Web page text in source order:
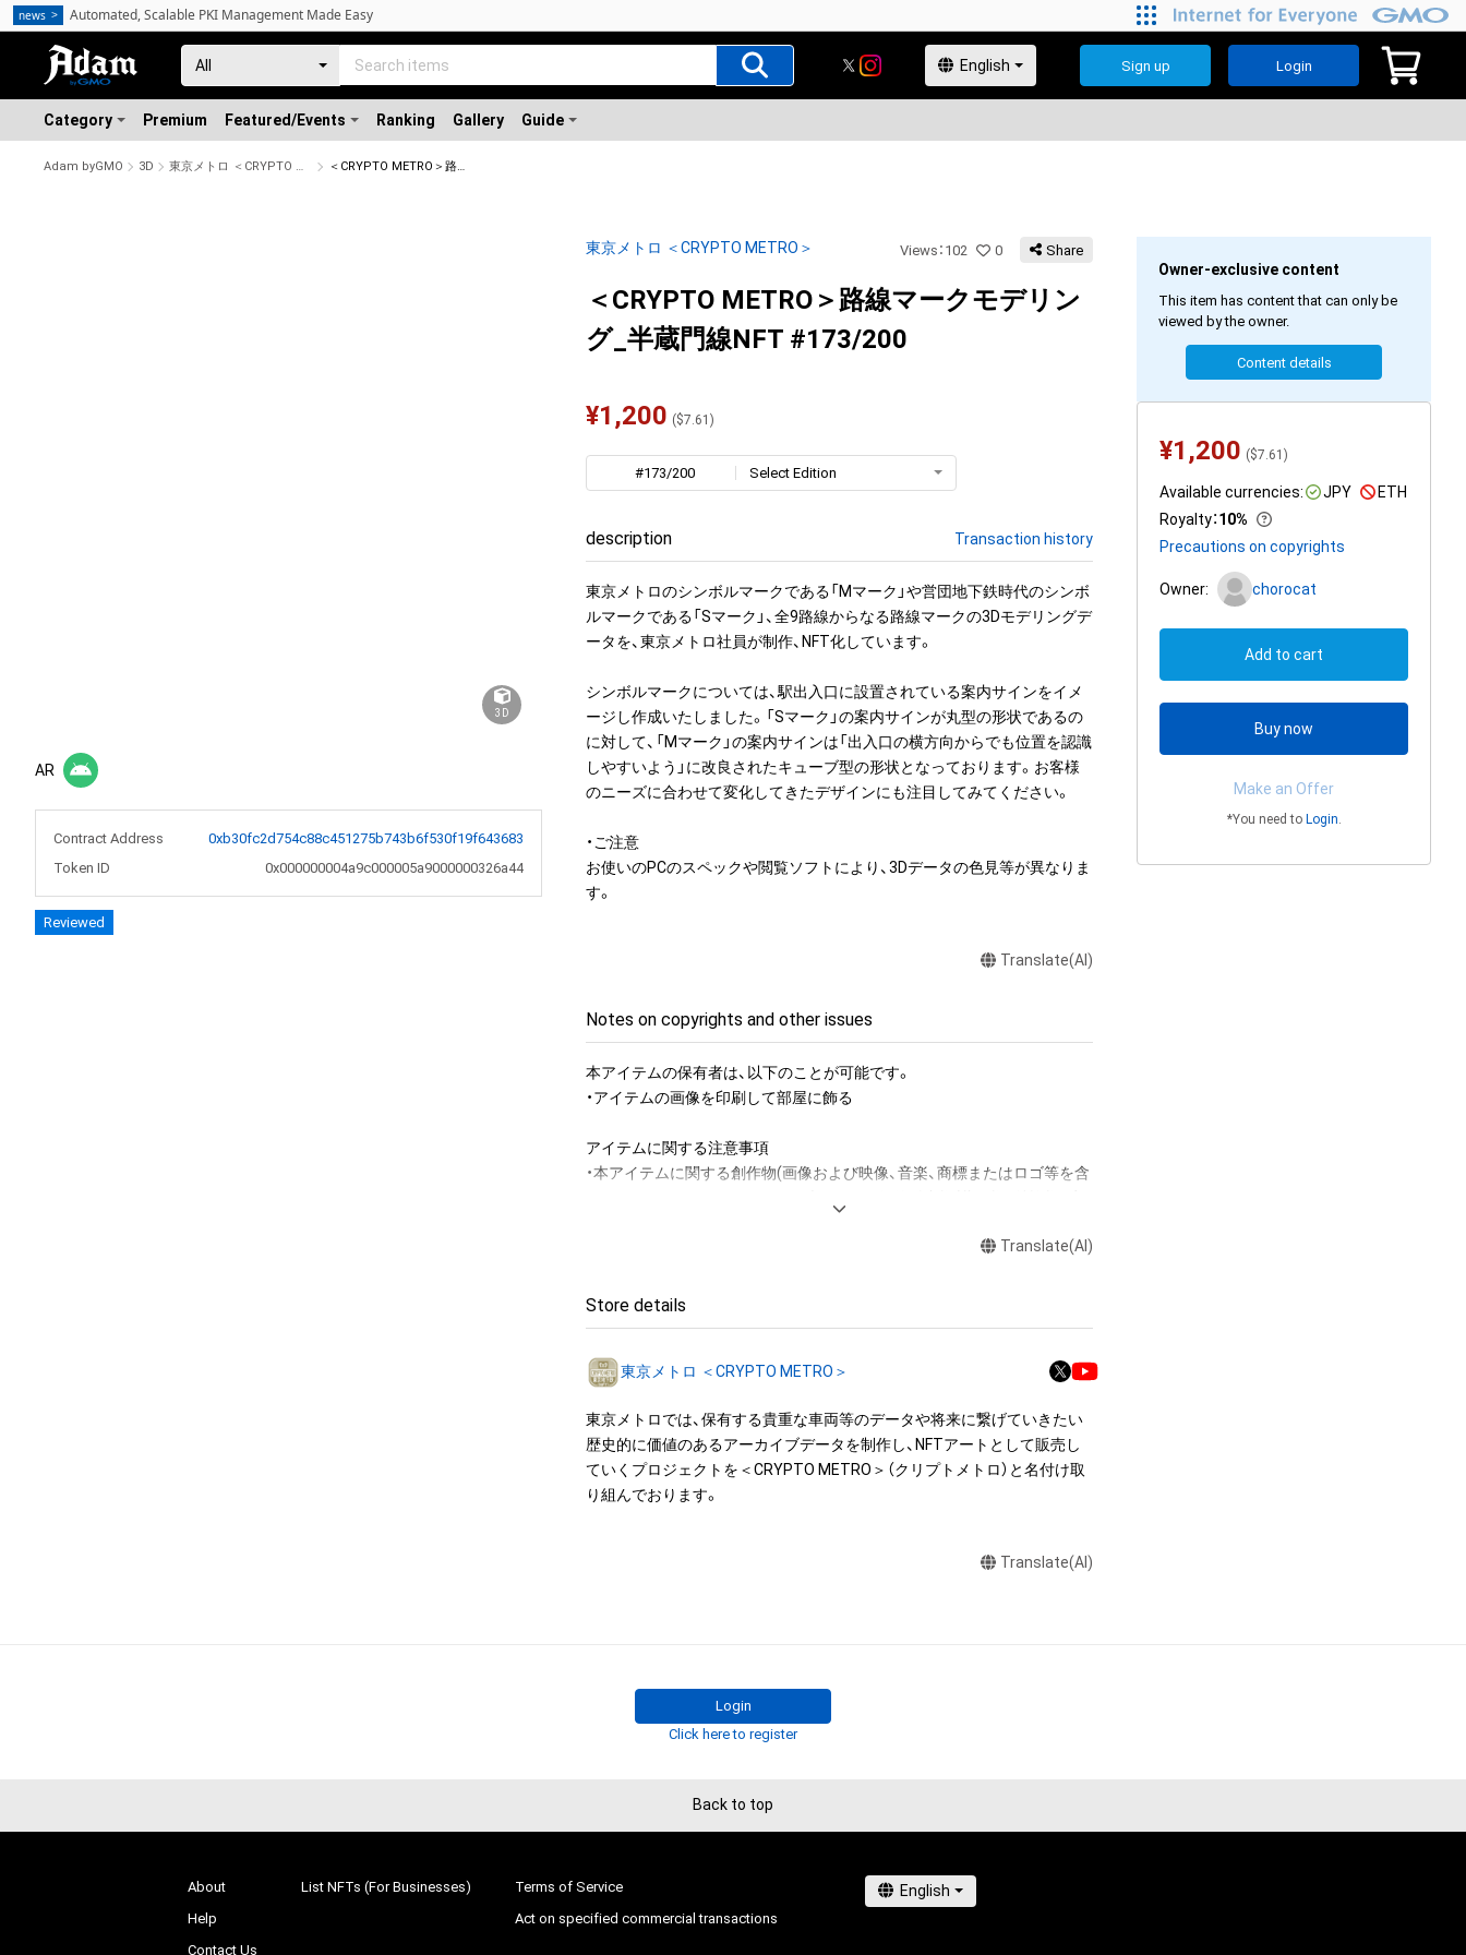
Sign up Login
Category Premium Featured/Events Ranking Gallery Guide
Adam byGMO 3D 東京メトロ ＜CRYPTO METRO＞ ＜CRYPTO METRO＞路線マークモデリング_半蔵門線NFT
3D
AR
Contract Address
0xb30fc2d754c88c451275b743b6f530f19f643683
Token ID
0x000000004a9c000005a9000000326a44
Reviewed
東京メトロ ＜CRYPTO METRO＞ Views ： 102 0 Share
＜CRYPTO METRO＞路線マークモデリン
グ_半蔵門線NFT #173/200
¥1,200 ($7.61 )
#173/200 Select Edition
description Transaction history
東京メトロのシンボルマークである「Mマーク」や営団地下鉄時代のシンボ
ルマークである「Sマーク」、全9路線からなる路線マークの3Dモデリングデ
ータを、東京メトロ社員が制作、NFT化しています。
シンボルマークについては、駅出入口に設置されている案内サインをイメ
ージし作成いたしました。「Sマーク」の案内サインが丸型の形状であるの
に対して、「Mマーク」の案内サインは「出入口の横方向からでも位置を認識
しやすいよう」に改良されたキューブ型の形状となっております。お客様
のニーズに合わせて変化してきたデザインにも注目してみてください。
・ご注意
お使いのPCのスペックや閲覧ソフトにより、3Dデータの色見等が異なりま
す。
Translate(AI)
Notes on copyrights and other issues
本アイテムの保有者は、以下のことが可能です。
・アイテムの画像を印刷して部屋に飾る
アイテムに関する注意事項
・本アイテムに関する創作物(画像および映像、音楽、商標またはロゴ等を含
それらの権利につき登録等を出願する権利を含みます。)を意味します。)
託を受けている者によって保護されています。そのため、本アイテムを保
・本アイテムの著作権を有する方、著作隣接権の権利者またはその管理委託
する権利」の範囲を超えた行為、知的財産権を侵害するおそれのある行為
(改変、公開、配布、逆コンパイル、リバースエンジニアリングを含みますが、
これに限定されません。)を行うことはできません。
・本アイテムに関する創作物の利用については、公序良俗や法令に反する利
Translate(AI)
Store details
東京メトロ ＜CRYPTO METRO＞
東京メトロでは、保有する貴重な車両等のデータや将来に繋げていきたい
歴史的に価値のあるアーカイブデータを制作し、NFTアートとして販売し
ていくプロジェクトを＜CRYPTO METRO＞（クリプトメトロ）と名付け取
り組んでおります。
Translate(AI)
Owner-exclusive content
This item has content that can only be
viewed by the owner.
Content details
¥1,200 ($7.61 )
Available currencies: JPY
ETH
Royalty：10%
Precautions on copyrights
Owner: chorocat
Add to cart
Buy now
Make an Offer
*You need to Login.
Login
Click here to register
Back to top
About
Help
Contact Us
List NFTs (For Businesses)
Terms of Service
Act on specified commercial transactions
news Automated, Scalable PKI Management Made Easy